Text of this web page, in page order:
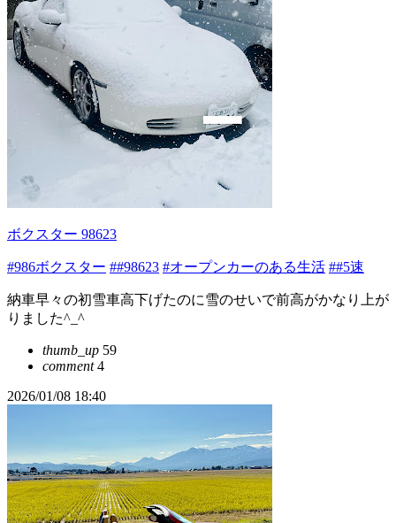
ボクスター 98623
#986ボクスター ##98623 #オープンカーのある生活 ##5速
納車早々の初雪車高下げたのに雪のせいで前高がかなり上が
りました^_^
thumb_up 59
comment4
2026/01/08 18:40